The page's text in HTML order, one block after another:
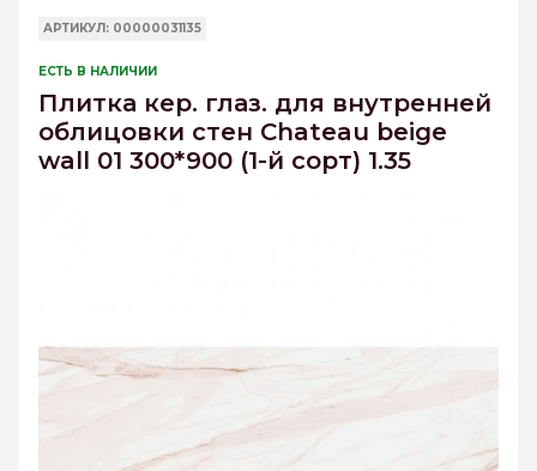
АРТИКУЛ: 00000031135
ЕСТЬ В НАЛИЧИИ
Плитка кер. глаз. для внутренней
облицовки стен Chateau beige
wall 01 300*900 (1-й сорт) 1.35